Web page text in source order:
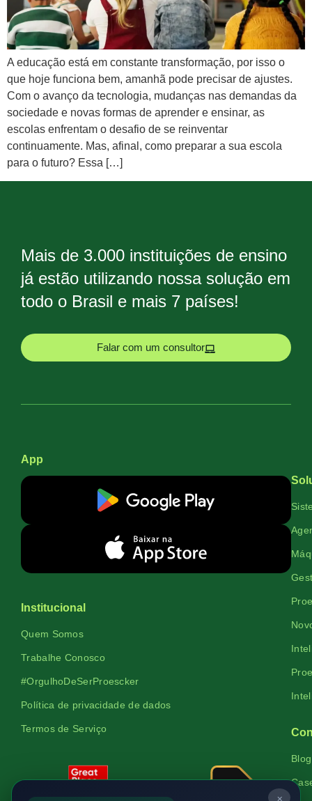
A educação está em constante transformação, por isso o
que hoje funciona bem, amanhã pode precisar de ajustes.
Com o avanço da tecnologia, mudanças nas demandas da
sociedade e novas formas de aprender e ensinar, as
escolas enfrentam o desafio de se reinventar
continuamente. Mas, afinal, como preparar a sua escola
para o futuro? Essa […]
Mais de 3.000 instituições de ensino
já estão utilizando nossa solução em
todo o Brasil e mais 7 países!
Falar com um consultor
App
Institucional
Quem Somos
Trabalhe Conosco
#OrgulhoDeSerProescker
Política de privacidade de dados
Termos de Serviço
Blog
×